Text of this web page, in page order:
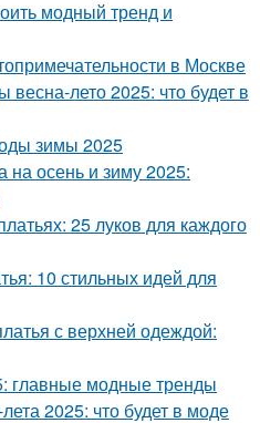
модный тренд и
в Москве
лето 2025: что будет в
зимы 2025
осень и зиму 2025:
25 луков для каждого
10 стильных идей для
с верхней одеждой:
главные модные тренды
2025: что будет в моде